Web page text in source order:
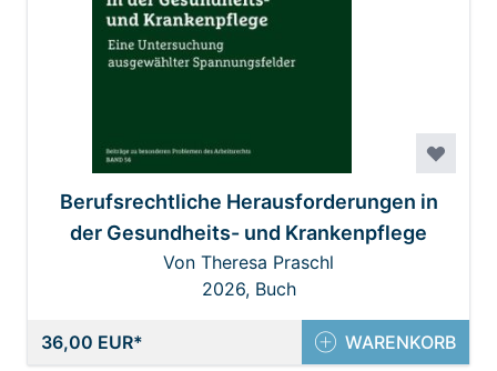
Berufsrechtliche Herausforderungen in
der Gesundheits- und Krankenpflege
Von Theresa Praschl
2026, Buch
36,00 EUR WARENKORB